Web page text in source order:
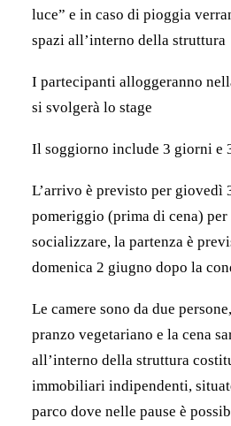
luce” e in caso di pioggia
spazi all’interno della struttura
I partecipanti alloggeranno
si svolgerà lo stage
Il soggiorno include 3 giorni e
L’arrivo è previsto per giovedì
pomeriggio (prima di cena) per
socializzare, la partenza è
domenica 2 giugno dopo la
Le camere sono da due
pranzo vegetariano e la cena
all’interno della struttura
immobiliari indipendenti,
parco dove nelle pause è